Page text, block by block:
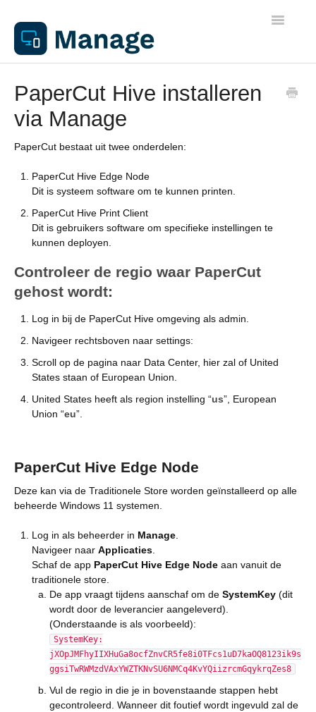
Toggle
Algemene informatie
Werkplekken
Apparaathandleidingen
Printen
PaperCut Hive installeren
via Manage
PaperCut bestaat uit twee onderdelen:
PaperCut Hive Edge Node
Dit is systeem software om te kunnen printen.
PaperCut Hive Print Client
Dit is gebruikers software om specifieke instellingen te
kunnen deployen.
Controleer de regio waar PaperCut
gehost wordt:
Log in bij de PaperCut Hive omgeving als admin.
Navigeer rechtsboven naar settings:
Scroll op de pagina naar Data Center, hier zal of United
States staan of European Union.
United States heeft als region instelling “us”, European
Union “eu”.
PaperCut Hive Edge Node
Deze kan via de Traditionele Store worden geïnstalleerd op alle
beheerde Windows 11 systemen.
Log in als beheerder in Manage.
Navigeer naar Applicaties.
Schaf de app PaperCut Hive Edge Node aan vanuit de
traditionele store.
De app vraagt tijdens aanschaf om de SystemKey (dit
wordt door de leverancier aangeleverd).
(Onderstaande is als voorbeeld):
SystemKey:
jXOpJMFhyIIXHuGa8ocfZnvCR5fe8i0TFcs1uD7kaOQ8123ik9s
ggsiTwRWMzdVAxYWZTKNvSU6NMCq4KvYQiizrcmGqykrqZes8
Vul de regio in die je in bovenstaande stappen hebt
gecontroleerd. Wanneer dit foutief wordt ingevuld zal de